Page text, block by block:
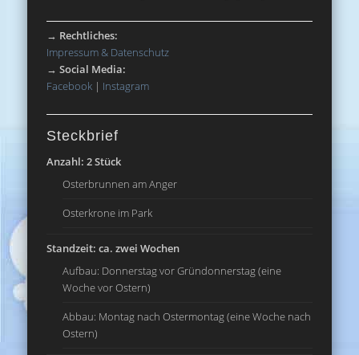
→ Rechtliches:
Impressum & Datenschutz
→Social Media:
Facebook | Instagram
Steckbrief
Anzahl: 2 Stück
Osterbrunnen am Anger
Osterkrone im Park
Standzeit: ca. zwei Wochen
Aufbau: Donnerstag vor Gründonnerstag (eine
Woche vor Ostern)
Abbau: Montag nach Ostermontag (eine Woche nach
Ostern)